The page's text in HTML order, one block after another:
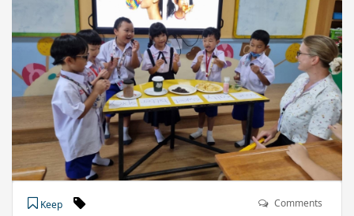
Keep Comments